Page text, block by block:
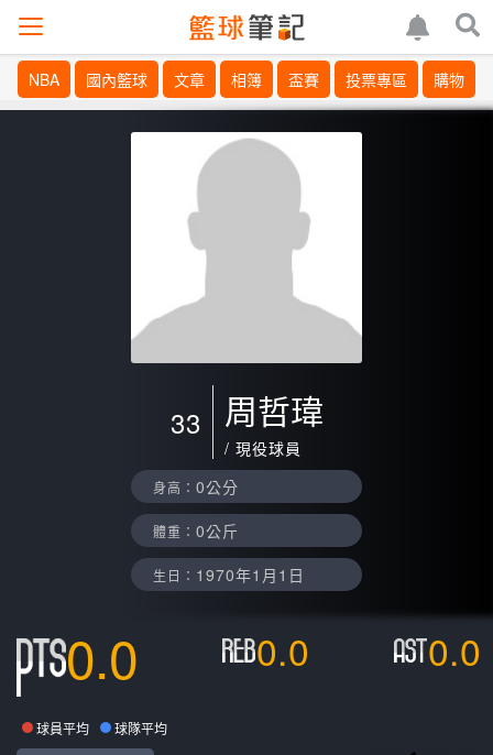
NBA 國內籃球 文章 相簿 盃賽 投票專區 購物
33 周哲瑋
/ 現役球員
身高： 0公分
體重： 0公斤
生日： 1970年1月1日
0.0 0.0 0.0
球員平均 球隊平均